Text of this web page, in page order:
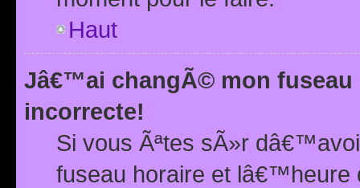
Haut
Jâ€™ai changÃ© mon
incorrecte!
Si vous Ãªtes sÃ»r
fuseau horaire et